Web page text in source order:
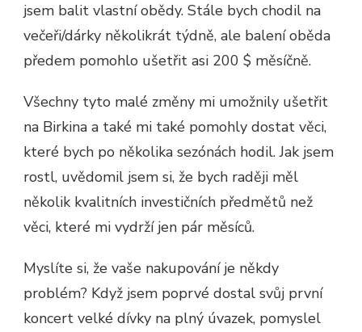
jsem balit vlastní obědy. Stále bych chodil na
večeři/dárky několikrát týdně, ale balení oběda
předem pomohlo ušetřit asi 200 $ měsíčně.
Všechny tyto malé změny mi umožnily ušetřit
na Birkina a také mi také pomohly dostat věci,
které bych po několika sezónách hodil. Jak jsem
rostl, uvědomil jsem si, že bych raději měl
několik kvalitních investičních předmětů než
věci, které mi vydrží jen pár měsíců.
Myslíte si, že vaše nakupování je někdy
problém? Když jsem poprvé dostal svůj první
koncert velké dívky na plný úvazek, pomyslel